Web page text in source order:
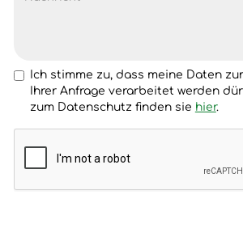
Ich stimme zu, dass meine Daten
Ihrer Anfrage verarbeitet werden
zum Datenschutz finden sie hier.